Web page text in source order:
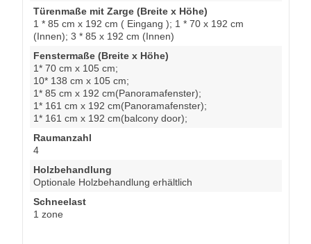
Türenmaße mit Zarge (Breite x Höhe)
1 * 85 cm x 192 cm ( Eingang ); 1 * 70 x 192 cm
(Innen); 3 * 85 x 192 cm (Innen)
Fenstermaße (Breite x Höhe)
1* 70 cm x 105 cm;
10* 138 cm x 105 cm;
1* 85 cm x 192 cm(Panoramafenster);
1* 161 cm x 192 cm(Panoramafenster);
1* 161 cm x 192 cm(balcony door);
Raumanzahl
4
Holzbehandlung
Optionale Holzbehandlung erhältlich
Schneelast
1 zone